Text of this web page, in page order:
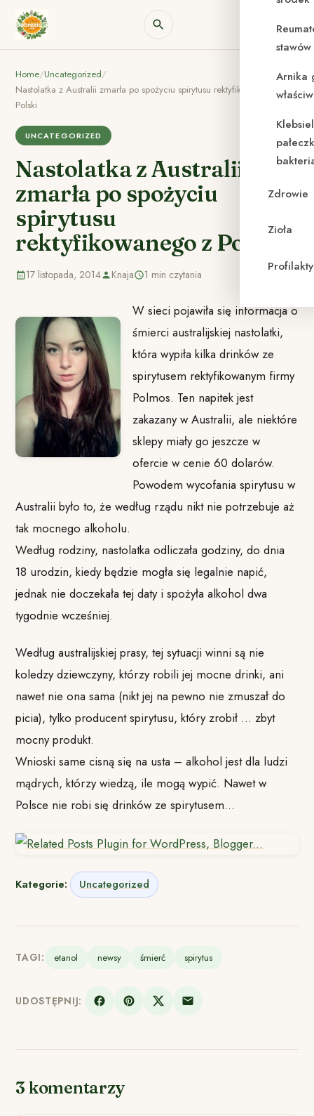
Arnika
Zdrowie
Zioła
Home/Uncategorized/
Nastolatka z Australii zmarła po spożyciu spirytusu rektyfikowanego z
Polski
UNCATEGORIZED
Nastolatka z Australii
zmarła po spożyciu
spirytusu
rektyfikowanego z Polski
17 listopada, 2014 Knaja 1 min czytania
W sieci pojawiła się informacja o
śmierci australijskiej nastolatki,
która wypiła kilka drinków ze
spirytusem rektyfikowanym firmy
Polmos. Ten napitek jest
zakazany w Australii, ale niektóre
sklepy miały go jeszcze w
ofercie w cenie 60 dolarów.
Powodem wycofania spirytusu w
Australii było to, że według rządu nikt nie potrzebuje aż
tak mocnego alkoholu.
Według rodziny, nastolatka odliczała godziny, do dnia
18 urodzin, kiedy będzie mogła się legalnie napić,
jednak nie doczekała tej daty i spożyła alkohol dwa
tygodnie wcześniej.
Według australijskiej prasy, tej sytuacji winni są nie
koledzy dziewczyny, którzy robili jej mocne drinki, ani
nawet nie ona sama (nikt jej na pewno nie zmuszał do
picia), tylko producent spirytusu, który zrobił … zbyt
mocny produkt.
Wnioski same cisną się na usta – alkohol jest dla ludzi
mądrych, którzy wiedzą, ile mogą wypić. Nawet w
Polsce nie robi się drinków ze spirytusem…
Kategorie: Uncategorized
TAGI: etanol newsy śmierć spirytus
UDOSTĘPNIJ:
3 komentarzy